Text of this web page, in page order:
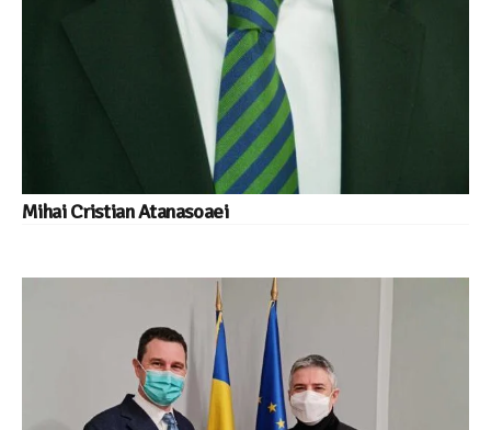
Mihai Cristian Atanasoaei